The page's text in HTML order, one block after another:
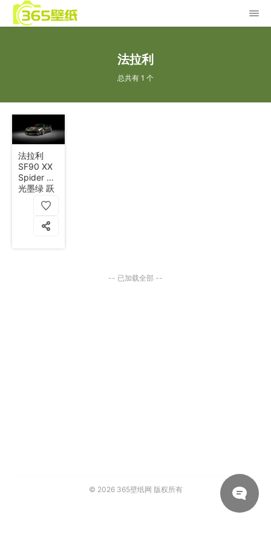
法拉利
总共有 1 个
法拉利
SF90 XX
Spider 哑
光墨绿 跃
马徽标 超
-- 已加载全部 --
© 2026 365壁纸网 版权所有